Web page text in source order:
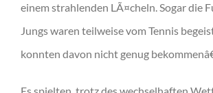
einem strahlenden LÃ¤cheln. Sogar die
Jungs waren teilweise vom Tennis
konnten davon nicht genug